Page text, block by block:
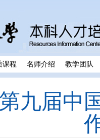
课程 名师介绍 教学团队
九届中